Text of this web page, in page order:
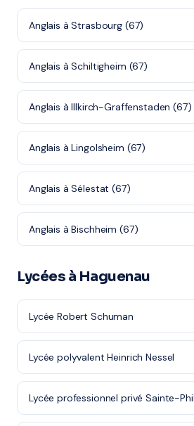
Anglais à Strasbourg (67)
Anglais à Schiltigheim (67)
Anglais à Illkirch-Graffenstaden (67)
Anglais à Lingolsheim (67)
Anglais à Sélestat (67)
Anglais à Bischheim (67)
Lycées à Haguenau
Lycée Robert Schuman
Lycée polyvalent Heinrich Nessel
Lycée professionnel privé Sainte-